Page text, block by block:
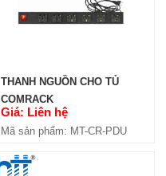
THANH NGUỒN CHO TỦ
COMRACK
Giá: Liên hệ
Mã sản phẩm: MT-CR-PDU